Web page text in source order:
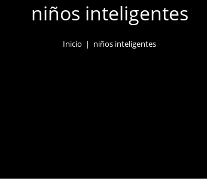
niños inteligentes
Inicio | niños inteligentes